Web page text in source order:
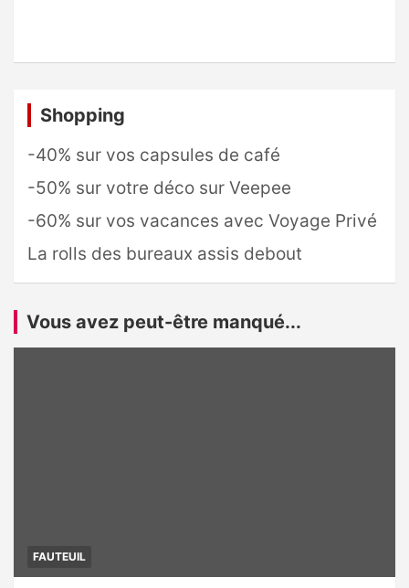
Shopping
-40% sur vos capsules de café
-50% sur votre déco sur Veepee
-60% sur vos vacances avec Voyage Privé
La rolls des bureaux assis debout
Vous avez peut-être manqué...
FAUTEUIL